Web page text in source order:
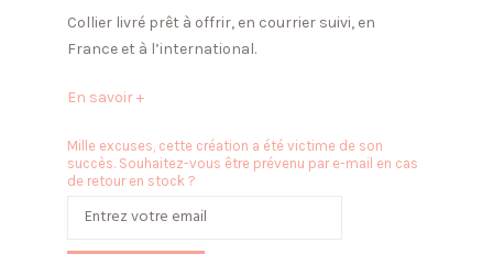
Collier livré prêt à offrir, en courrier suivi, en
France et à l’international.
En savoir +
Mille excuses, cette création a été victime de son
succès. Souhaitez-vous être prévenu par e-mail en cas
de retour en stock ?